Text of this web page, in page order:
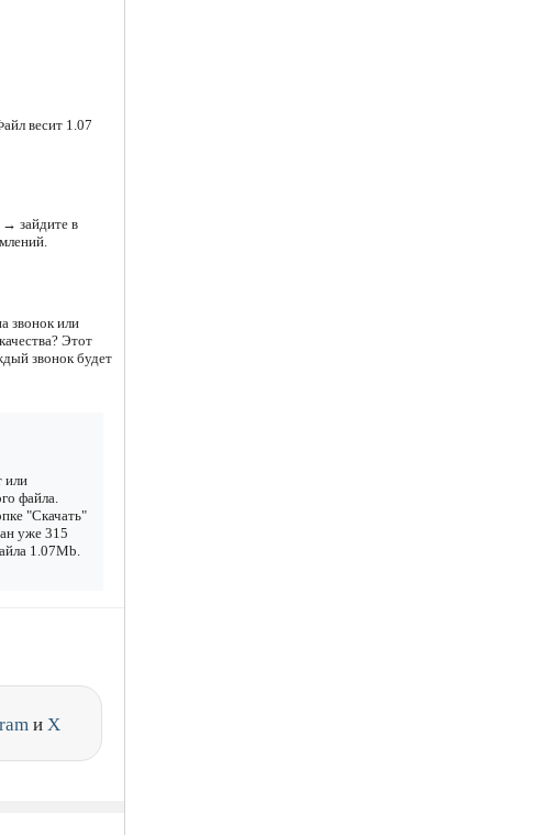
весит 1.07
зайдите в
звонок или
Этот
звонок будет
или
файла.
"Скачать"
уже 315
1.07Mb.
и X